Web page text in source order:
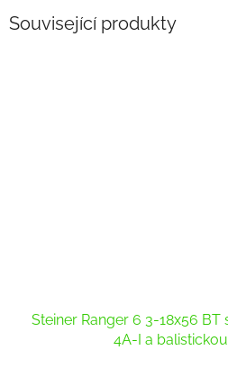
Související produkty
Steiner Ranger 6 3-18x56
4A-I a